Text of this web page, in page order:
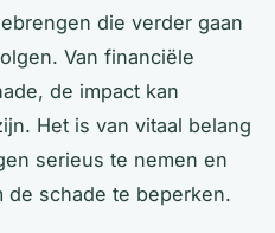
die verder gaan
Van financiële
de impact kan
Het is van vitaal belang
serieus te nemen en
de schade te beperken.